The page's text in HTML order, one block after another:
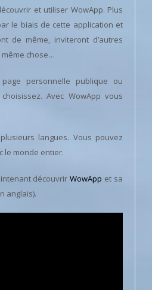
et utiliser WowApp. Plus
le biais de cette application et
de même, inviteront d’autres
chose…
personnelle publique ou
Avec WowApp vous
langues. Vous pouvez
le monde entier.
découvrir WowApp et sa
anglais).